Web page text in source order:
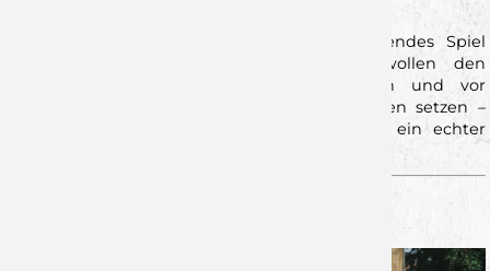
Fazit: Es ist angerichtet für ein hochspannendes Spiel
zweier ambitionierter Teams. Die Wölfe wollen den
Schwung aus den letzten Spielen nutzen und vor
heimischer Kulisse ein weiteres Ausrufezeichen setzen –
wohl wissend, dass mit dem VfL Pfullingen ein echter